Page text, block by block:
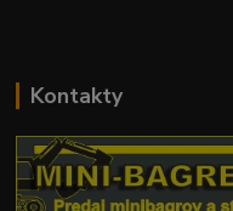
Kontakty